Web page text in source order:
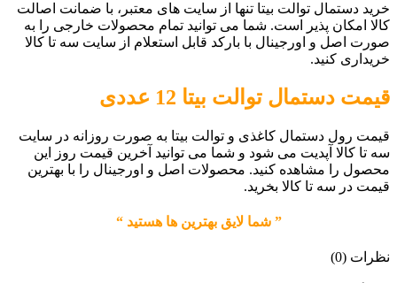
خرید دستمال توالت بیتا تنها از سایت های معتبر، با ضمانت اصالت
کالا امکان پذیر است. شما می توانید تمام محصولات خارجی را به
صورت اصل و اورجینال با بارکد قابل استعلام از سایت سه تا کالا
خریداری کنید.
قیمت دستمال توالت بیتا 12 عددی
قیمت رول دستمال کاغذی و توالت بیتا به صورت روزانه در سایت
سه تا کالا آپدیت می شود و شما می توانید آخرین قیمت روز این
محصول را مشاهده کنید. محصولات اصل و اورجینال را با بهترین
قیمت در سه تا کالا بخرید.
” شما لایق بهترین ها هستید “
نظرات (0)